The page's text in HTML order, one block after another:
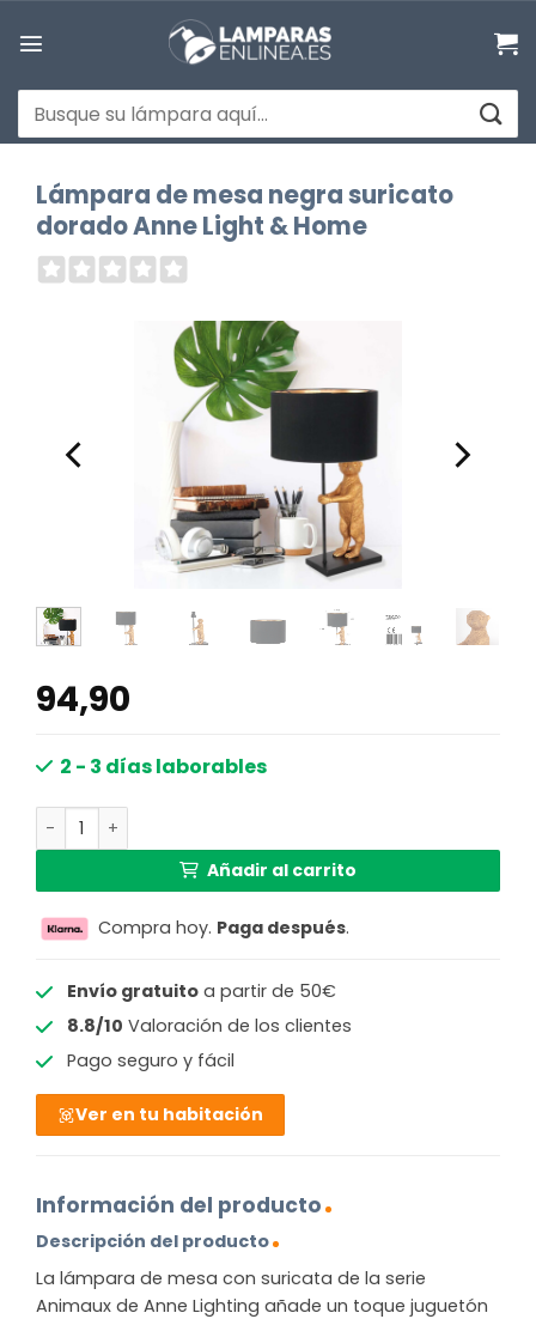
Buscar
por:
Lámpara de mesa negra suricato
dorado Anne Light & Home
94,90
2 - 3 días laborables
Lámpara de mesa negra suricato dorado Anne Light &
Añadir al carrito
Compra hoy. Paga después.
Envío gratuitoa partir de 50€
8.8/10 Valoración de los clientes
Pago seguro y fácil
Ver en tu habitación
Información del producto
Descripción del producto
La lámpara de mesa con suricata de la serie
Animaux de Anne Lighting añade un toque juguetón